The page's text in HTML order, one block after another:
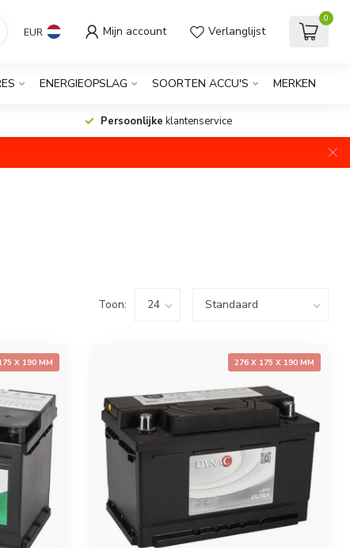
EUR Mijn account Verlanglijst
0
ENERGIEOPSLAG SOORTEN ACCU'S MERKEN
Persoonlijke klantenservice
Toon:
X 190 MM 276 X 175 X 190 MM